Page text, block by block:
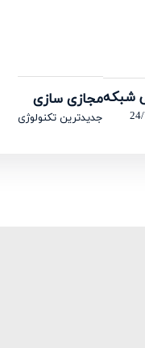
شبکهمجازی سازی
جدیدترین تکنولوژی